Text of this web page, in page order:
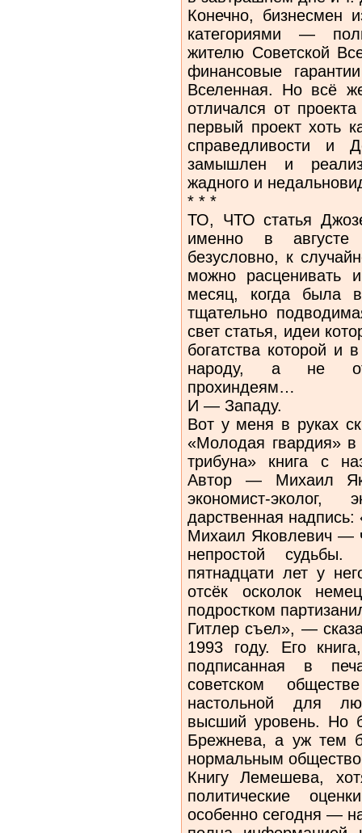
Конечно, бизнесмен
категориями —
жителю Советской
финансовые
Вселенная. Но всё
отличался от
первый проект хоть
справедливости и
замышлен и
жадного и
* * *
ТО, ЧТО статья
именно в
безусловно, к
можно расценивать
месяц, когда была
тщательно
свет статья, идеи
богатства которой
народу, а не
прохиндеям…
И — Западу.
Вот у меня в руках
«Молодая гвардия»
трибуна» книга с
Автор — Михаил
экономист-
дарственная
Михаил Яковлевич —
непростой
пятнадцати лет у
отсёк осколок
подростком
Гитлер съел», —
1993 году. Его
подписанная в
советском
настольной для
высший уровень. Но
Брежнева, а уж тем
нормальным
Книгу Лемешева,
политические
особенно сегодня —